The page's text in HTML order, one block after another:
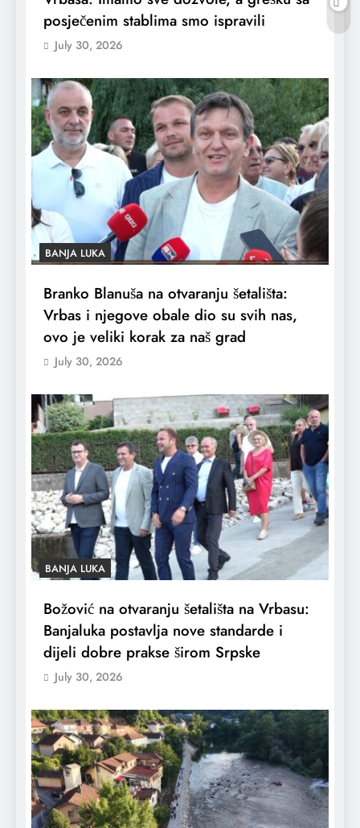
posječenim stablima smo ispravili
July 30, 2026
BANJA LUKA
Branko Blanuša na otvaranju šetališta:
Vrbas i njegove obale dio su svih nas,
ovo je veliki korak za naš grad
July 30, 2026
BANJA LUKA
Božović na otvaranju šetališta na Vrbasu:
Banjaluka postavlja nove standarde i
dijeli dobre prakse širom Srpske
July 30, 2026